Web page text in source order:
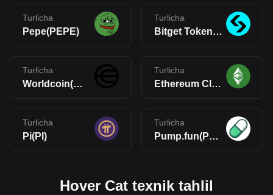
Turlicha
Pepe(PEPE)
Turlicha
Bitget Token(BGB)
Turlicha
Worldcoin(WLD)
Turlicha
Ethereum Classic(ETC)
Turlicha
Pi(PI)
Turlicha
Pump.fun(PUMP)
Hover Cat texnik tahlil